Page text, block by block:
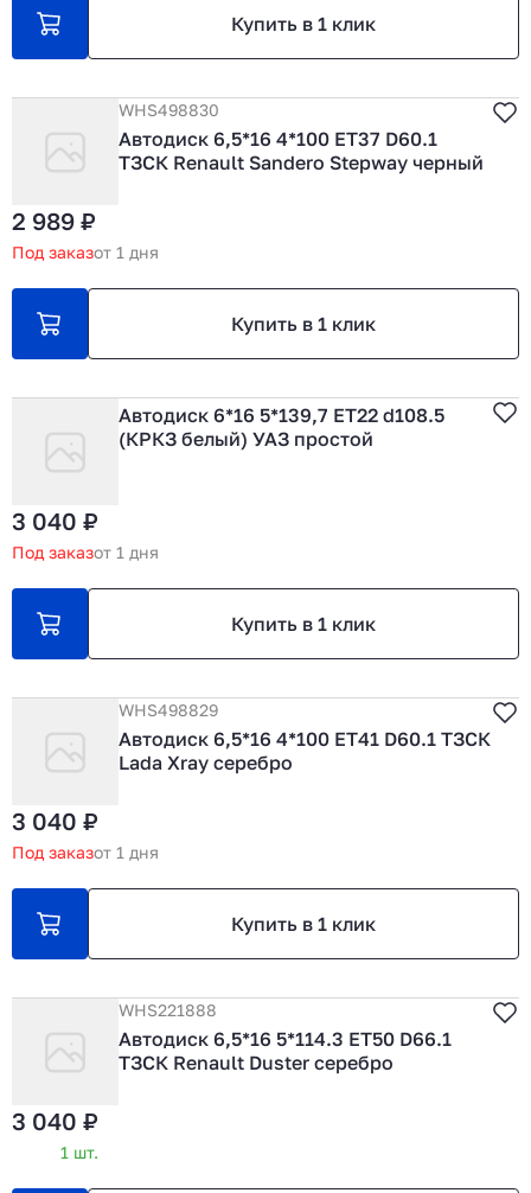
Купить в 1 клик
WHS498830
Автодиск 6,5*16 4*100 ET37 D60.1
ТЗСК Renault Sandero Stepway черный
2 989 ₽
Под заказот 1 дня
Купить в 1 клик
Автодиск 6*16 5*139,7 ET22 d108.5
(КРКЗ белый) УАЗ простой
3 040 ₽
Под заказот 1 дня
Купить в 1 клик
WHS498829
Автодиск 6,5*16 4*100 ET41 D60.1 ТЗСК
Lada Xray серебро
3 040 ₽
Под заказот 1 дня
Купить в 1 клик
WHS221888
Автодиск 6,5*16 5*114.3 ET50 D66.1
ТЗСК Renault Duster серебро
3 040 ₽
1 шт.